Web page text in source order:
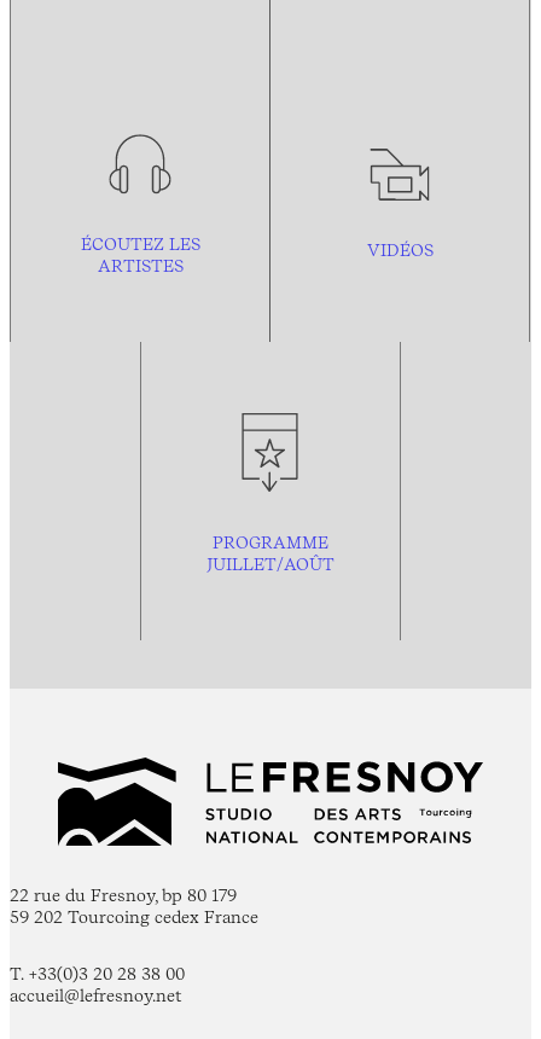
ÉCOUTEZ LES
ARTISTES
VIDÉOS
PROGRAMME
JUILLET/AOÛT
22 rue du Fresnoy, bp 80 179
59 202 Tourcoing cedex France
T. +33(0)3 20 28 38 00
accueil@lefresnoy.net